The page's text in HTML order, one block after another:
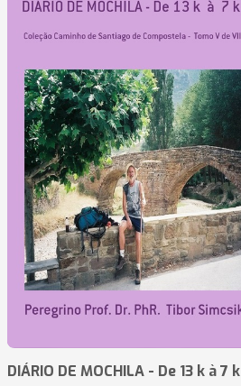
DIÁRIO DE MOCHILA - De 13 k à 7 k